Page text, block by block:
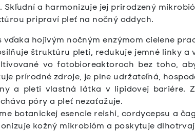
Skľudní a harmonizuje jej prirodzený
pripraví pleť na nočný oddych.
hojivým nočným enzýmom cielene
štruktúru pleti, redukuje jemné linky a
vo fotobioreaktoroch bez toho,
prírodné zdroje, je plne udržateľná,
a pleti vlastná látka v lipidovej bariére.
póry a pleť nezaťažuje.
botanickej esencie reishi, cordycepsu a
kožný mikrobióm a poskytuje